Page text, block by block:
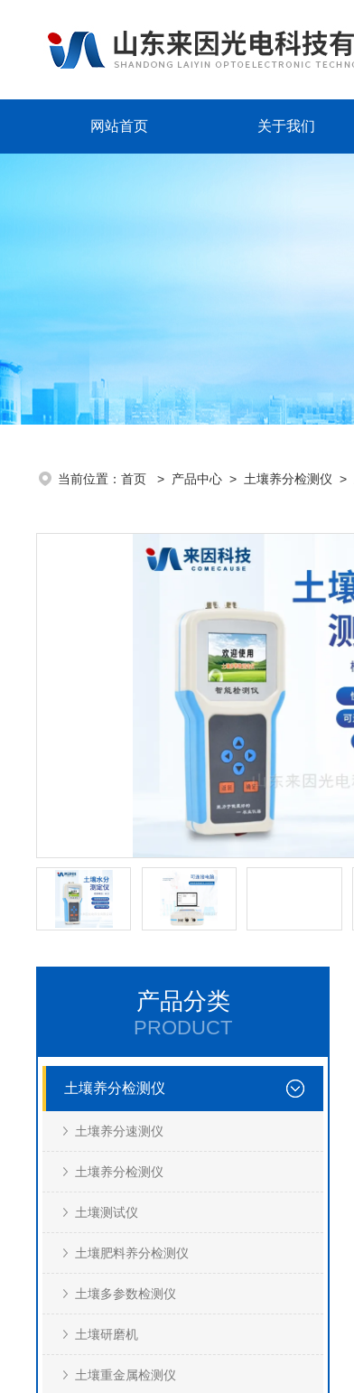
网站首页 关于我们
当前位置： 首页 > 产品中心 > 土壤养分检测仪 >
产品分类
PRODUCT
土壤养分检测仪
土壤养分速测仪
土壤养分检测仪
土壤测试仪
土壤肥料养分检测仪
土壤多参数检测仪
土壤研磨机
土壤重金属检测仪